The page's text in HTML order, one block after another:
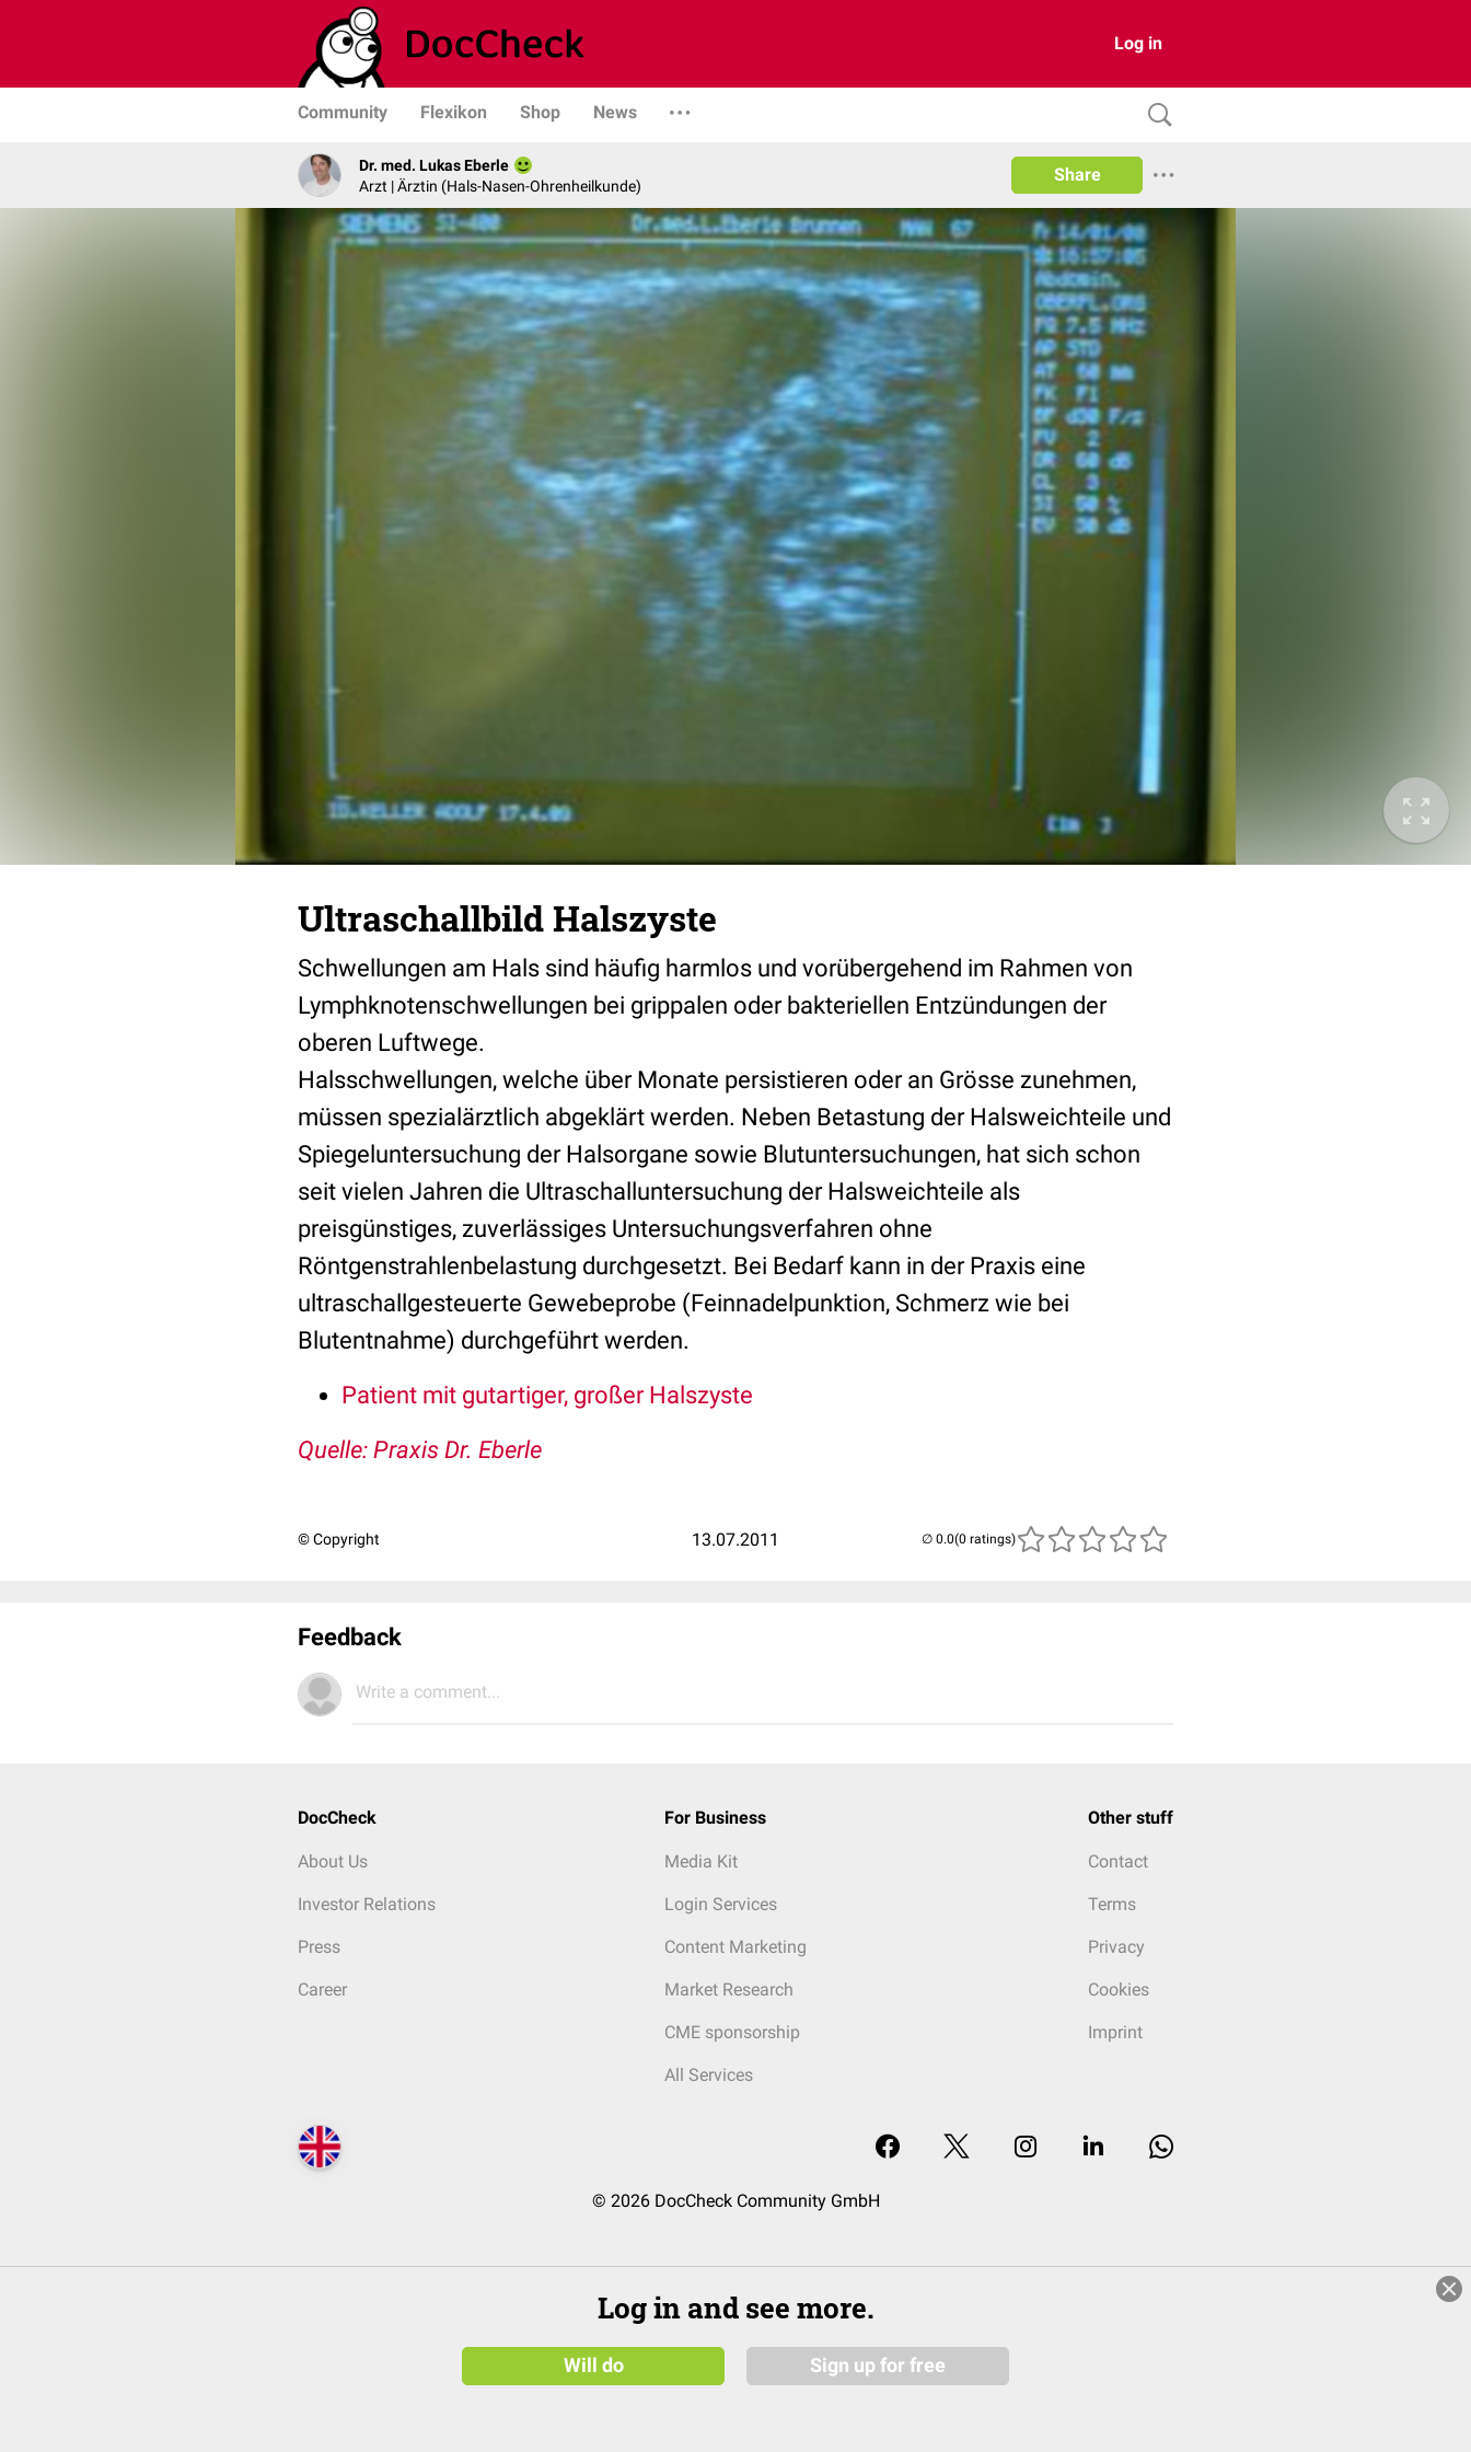
Log in
Community Flexikon Shop News
Dr. med. Lukas Eberle
Arzt | Ärztin (Hals-Nasen-Ohrenheilkunde)
Share
Ultraschallbild Halszyste
Schwellungen am Hals sind häufig harmlos und vorübergehend im Rahmen von
Lymphknotenschwellungen bei grippalen oder bakteriellen Entzündungen der
oberen Luftwege.
Halsschwellungen, welche über Monate persistieren oder an Grösse zunehmen,
müssen spezialärztlich abgeklärt werden. Neben Betastung der Halsweichteile und
Spiegeluntersuchung der Halsorgane sowie Blutuntersuchungen, hat sich schon
seit vielen Jahren die Ultraschalluntersuchung der Halsweichteile als
preisgünstiges, zuverlässiges Untersuchungsverfahren ohne
Röntgenstrahlenbelastung durchgesetzt. Bei Bedarf kann in der Praxis eine
ultraschallgesteuerte Gewebeprobe (Feinnadelpunktion, Schmerz wie bei
Blutentnahme) durchgeführt werden.
Patient mit gutartiger, großer Halszyste
Quelle: Praxis Dr. Eberle
© Copyright 13.07.2011 (0 ratings)
Feedback
Write a comment...
DocCheck
About Us
Investor Relations
Press
Career
For Business
Media Kit
Login Services
Content Marketing
Market Research
CME sponsorship
All Services
Other stuff
Contact
Terms
Privacy
Cookies
Imprint
© 2026 DocCheck Community GmbH
Log in and see more.
Will do Sign up for free